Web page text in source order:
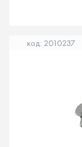
код: 2010237